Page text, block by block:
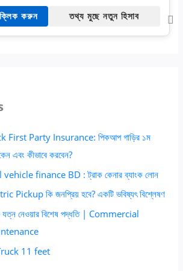
করুন তথ্য মুছে নতুন হিসাব
First Party Insurance: পিকআপ গাড়ির ১ম
এবং কীভাবে করবেন?
finance BD : ট্রাক কেনার ব্যাংক লোন
Pickup কি জনপ্রিয় হবে? একটি ভবিষ্যৎ বিশ্লেষণ
যত্ন নেওয়ার বিশেষ পদ্ধতি | Commercial
11 feet